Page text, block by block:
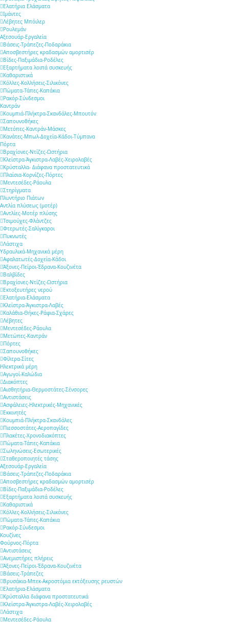
Ελατήρια Ελάσματα
Ιμάντες
Λέβητες Μπόιλερ
Ρουλεμάν
Αξεσουάρ-Εργαλεία
Βάσεις-Τράπεζες-Ποδαράκια
Αποσβεστήρες κραδασμών αμορτισέρ
Βίδες-Παξιμάδια-Ροδέλες
Εξαρτήματα λοιπά συσκευής
Καθαριστικά
Κόλλες-Κολλήσεις-Σιλικόνες
Πώματα-Τάπες-Καπάκια
Ρακόρ-Σύνδεσμοι
Καντράν
Κουμπιά-Πλήκτρα-Σκανδάλες-Μπουτόν
Σαπουνοθήκες
Μετόπες-Καντράν-Μάσκες
Κανάτες-Μπωλ-Δοχεία-Κάδοι-Τύμπανα
Πόρτα
Βραχίονες-Ντίζες-Ωστήρια
Κλείστρα-Άγκιστρα-Λαβές-Χειρολαβές
Κρύσταλλα- Διάφανα προστατευτικά
Πλαίσια-Κορνίζες-Πόρτες
Μεντεσέδες-Ράουλα
Στηρίγματα
Πλυντήριο Πιάτων
Αντλία πλύσεως (μοτέρ)
Αντλίες-Μοτέρ πλύσης
Τσιμούχες-Φλάντζες
Φτερωτές-Σαλίγκαροι
Πυκνωτές
Λάστιχα
Υδραυλικά-Mηχανικά μέρη
Αφαλατωτές-Δοχεία-Κάδοι
Άξονες-Πείροι-Έδρανα-Κουζινέτα
Βαλβίδες
Βραχίονες-Ντίζες-Ωστήρια
Εκτοξευτήρες νερού
Ελατήρια-Ελάσματα
Κλείστρα-Άγκιστρα-Λαβές
Καλάθια-Θήκες-Ράφια-Σχάρες
Λέβητες
Μεντεσέδες-Ράουλα
Μετώπες-Καντράν
Πόρτες
Σαπουνοθήκες
Φίλτρα-Σίτες
Ηλεκτρικά μέρη
Αγωγοί-Καλώδια
Διακόπτες
Αισθητήρια-Θερμοστάτες-Σένσορες
Αντιστάσεις
Ασφάλειες-Ηλεκτρικές-Μηχανικές
Εκκινητές
Κουμπιά-Πλήκτρα-Σκανδάλες
Πιεσσοστάτες-Αεροπαγίδες
Πλακέτες-Χρονοδιακόπτες
Πώματα-Τάπες-Καπάκια
Σωληνώσεις-Εσωτερικές
Σταθεροποιητές τάσης
Αξεσουάρ-Εργαλεία
Βάσεις-Τράπεζες-Ποδαράκια
Αποσβεστήρες κραδασμών αμορτισέρ
Βίδες-Παξιμάδια-Ροδέλες
Εξαρτήματα λοιπά συσκευής
Καθαριστικά
Κόλλες-Κολλήσεις-Σιλικόνες
Πώματα-Τάπες-Καπάκια
Ρακόρ-Σύνδεσμοι
Κουζίνες
Φούρνος-Πόρτα
Αντιστάσεις
Ανεμιστήρες πλήρεις
Άξονες-Πείροι-Έδρανα-Κουζινέτα
Βάσεις-Τράπεζες
Βρυσάκια-Μπεκ-Ακροστόμια εκτόξευσης ρευστών
Ελατήρια-Ελάσματα
Κρύσταλλα διάφανα προστατευτικά
Κλείστρα-Άγκιστρα-Λαβές-Χειρολαβές
Λάστιχα
Μεντεσέδες-Ράουλα